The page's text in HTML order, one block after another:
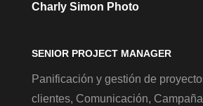
Charly Simon Photo
SENIOR PROJECT MANAGER
Panificación y gestión de
clientes, Comunicación,